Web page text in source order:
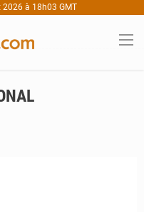
2026 à 18h03 GMT